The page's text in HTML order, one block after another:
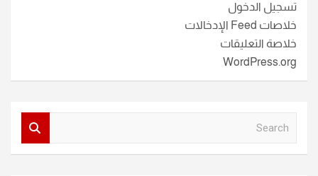
تسجيل الدخول
خلاصات Feed الإدخالات
خلاصة التعليقات
WordPress.org